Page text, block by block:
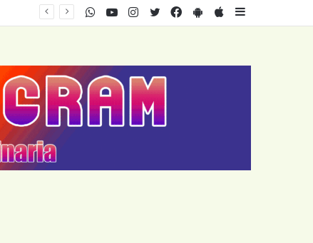
AppStore
PlayStore
Facebook
Twitter
Instagram
Youtube
WhatsApp